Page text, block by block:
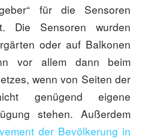
für die Sensoren
Die Sensoren wurden
oder auf Balkonen
vor allem dann beim
wenn von Seiten der
genügend eigene
stehen. Außerdem
der Bevölkerung in